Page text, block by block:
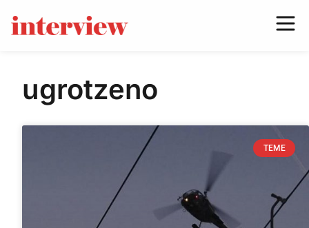
ugrotzeno
TEME